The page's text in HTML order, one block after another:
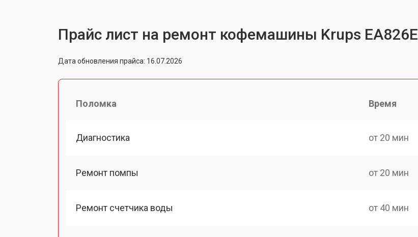
Прайс лист на ремонт кофемашины Krups EA826E
Дата обновления прайса: 16.07.2026
Поломка Время
Диагностика от 20 мин
Ремонт помпы от 20 мин
Ремонт счетчика воды от 40 мин